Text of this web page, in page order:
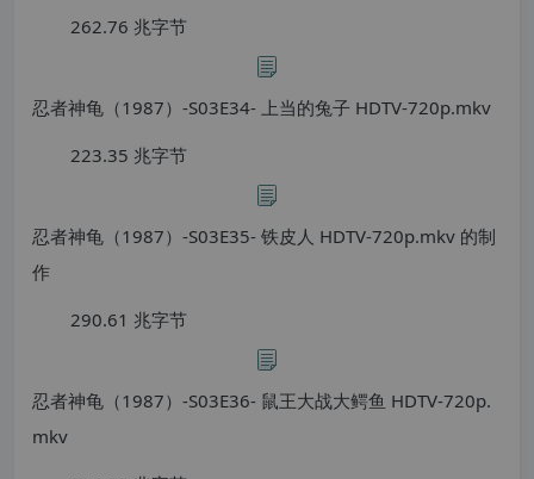
262.76 兆字节
忍者神龟（1987）-S03E34- 上当的兔子 HDTV-720p.mkv
223.35 兆字节
忍者神龟（1987）-S03E35- 铁皮人 HDTV-720p.mkv 的制
作
290.61 兆字节
忍者神龟（1987）-S03E36- 鼠王大战大鳄鱼 HDTV-720p.
mkv